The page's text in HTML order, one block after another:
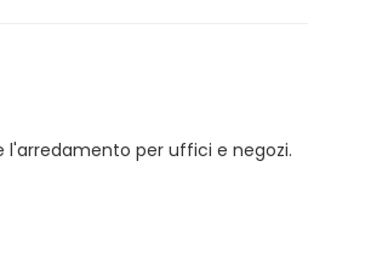
l'arredamento per uffici e negozi.